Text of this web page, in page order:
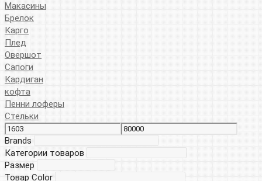
Макасины
Брелок
Карго
Плед
Овершот
Сапоги
Кардиган
кофта
Пенни лоферы
Стельки
Brands
Категории товаров
Размер
Товар Color